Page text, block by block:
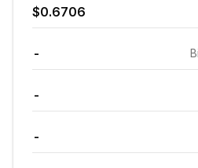
$0.6706
-
-
-